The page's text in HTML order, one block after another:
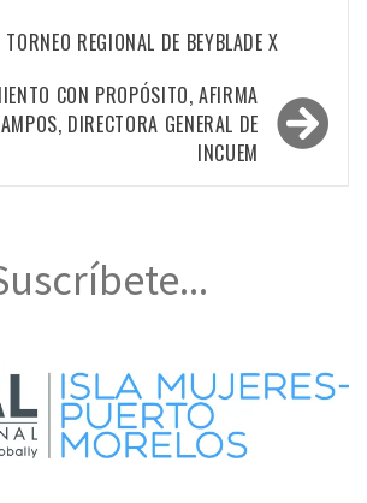
REGIONAL DE BEYBLADE X
CON PROPÓSITO, AFIRMA
DIRECTORA GENERAL DE
INCUEM